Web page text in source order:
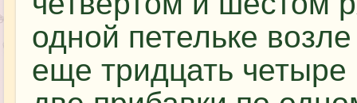
одной петельке
еще тридцать